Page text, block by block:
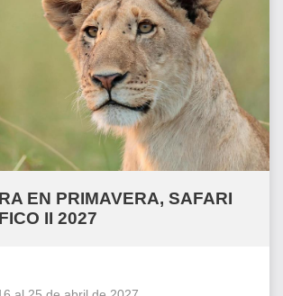
EN PRIMAVERA, SAFARI
II 2027